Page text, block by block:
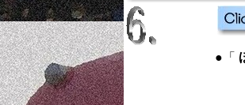
●「